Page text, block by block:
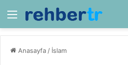
Menü
Anasayfa / İslam